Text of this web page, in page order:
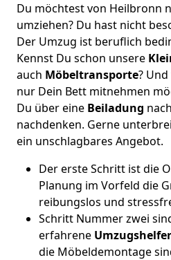
Du möchtest von Heilbronn
umziehen? Du hast nicht
Der Umzug ist beruflich
Kennst Du schon unsere
auch Möbeltransporte?
nur Dein Bett mitnehmen
Du über eine Beiladung
nachdenken. Gerne
ein unschlagbares Angebot.
Der erste Schritt ist die
Planung im Vorfeld die
reibungslos und
Schritt Nummer zwei
erfahrene Umzugshelfer
die Möbeldemontage